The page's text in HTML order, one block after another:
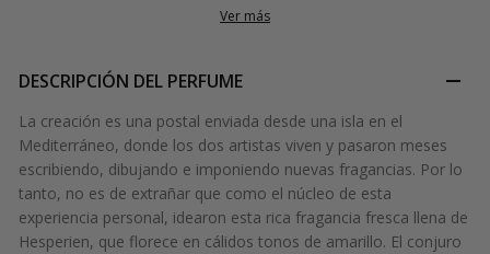
Ver más
DESCRIPCIÓN DEL PERFUME
La creación es una postal enviada desde una isla en el
Mediterráneo, donde los dos artistas viven y pasaron meses
escribiendo, dibujando e imponiendo nuevas fragancias. Por lo
tanto, no es de extrañar que como el núcleo de esta
experiencia personal, idearon esta rica fragancia fresca llena de
Hesperien, que florece en cálidos tonos de amarillo. El conjuro